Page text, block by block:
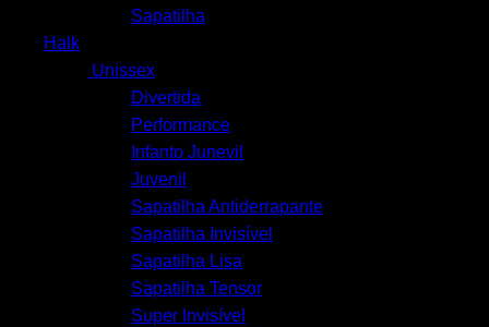
Sapatilha
Halk
Unissex
Divertida
Performance
Infanto Junevil
Juvenil
Sapatilha Antiderrapante
Sapatilha Invisível
Sapatilha Lisa
Sapatilha Tensor
Super Invisível